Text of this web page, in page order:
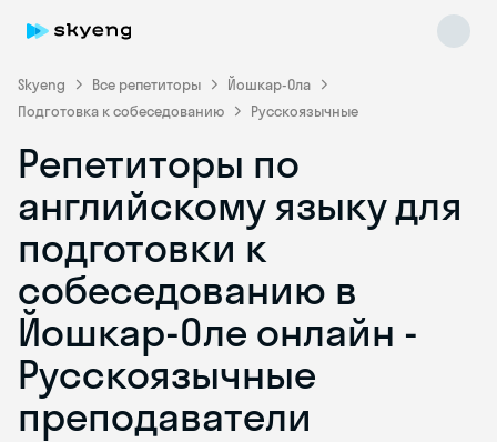
Skyeng Все репетиторы
Йошкар-Ола
Подготовка к собеседованию
Русскоязычные
Репетиторы по
английскому языку для
подготовки к
собеседованию в
Йошкар-Оле онлайн -
Русскоязычные
преподаватели
Skyeng Chat